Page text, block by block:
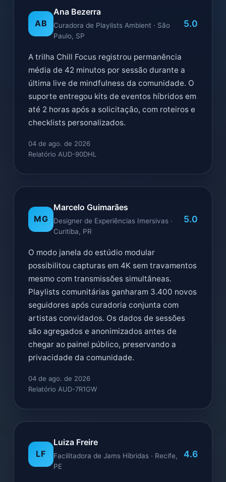
AB
Ana Bezerra
Curadora de Playlists Ambient · São
Paulo, SP
5.0
A trilha Chill Focus registrou permanência
média de 42 minutos por sessão durante a
última live de mindfulness da comunidade. O
suporte entregou kits de eventos híbridos em
até 2 horas após a solicitação, com roteiros e
checklists personalizados.
04 de ago. de 2026
Relatório AUD-90DHL
MG
Marcelo Guimarães
Designer de Experiências Imersivas ·
Curitiba, PR
5.0
O modo janela do estúdio modular
possibilitou capturas em 4K sem travamentos
mesmo com transmissões simultâneas.
Playlists comunitárias ganharam 3.400 novos
seguidores após curadoria conjunta com
artistas convidados. Os dados de sessões
são agregados e anonimizados antes de
chegar ao painel público, preservando a
privacidade da comunidade.
04 de ago. de 2026
Relatório AUD-7R1GW
LF
Luiza Freire
Facilitadora de Jams Híbridas · Recife,
PE
4.6